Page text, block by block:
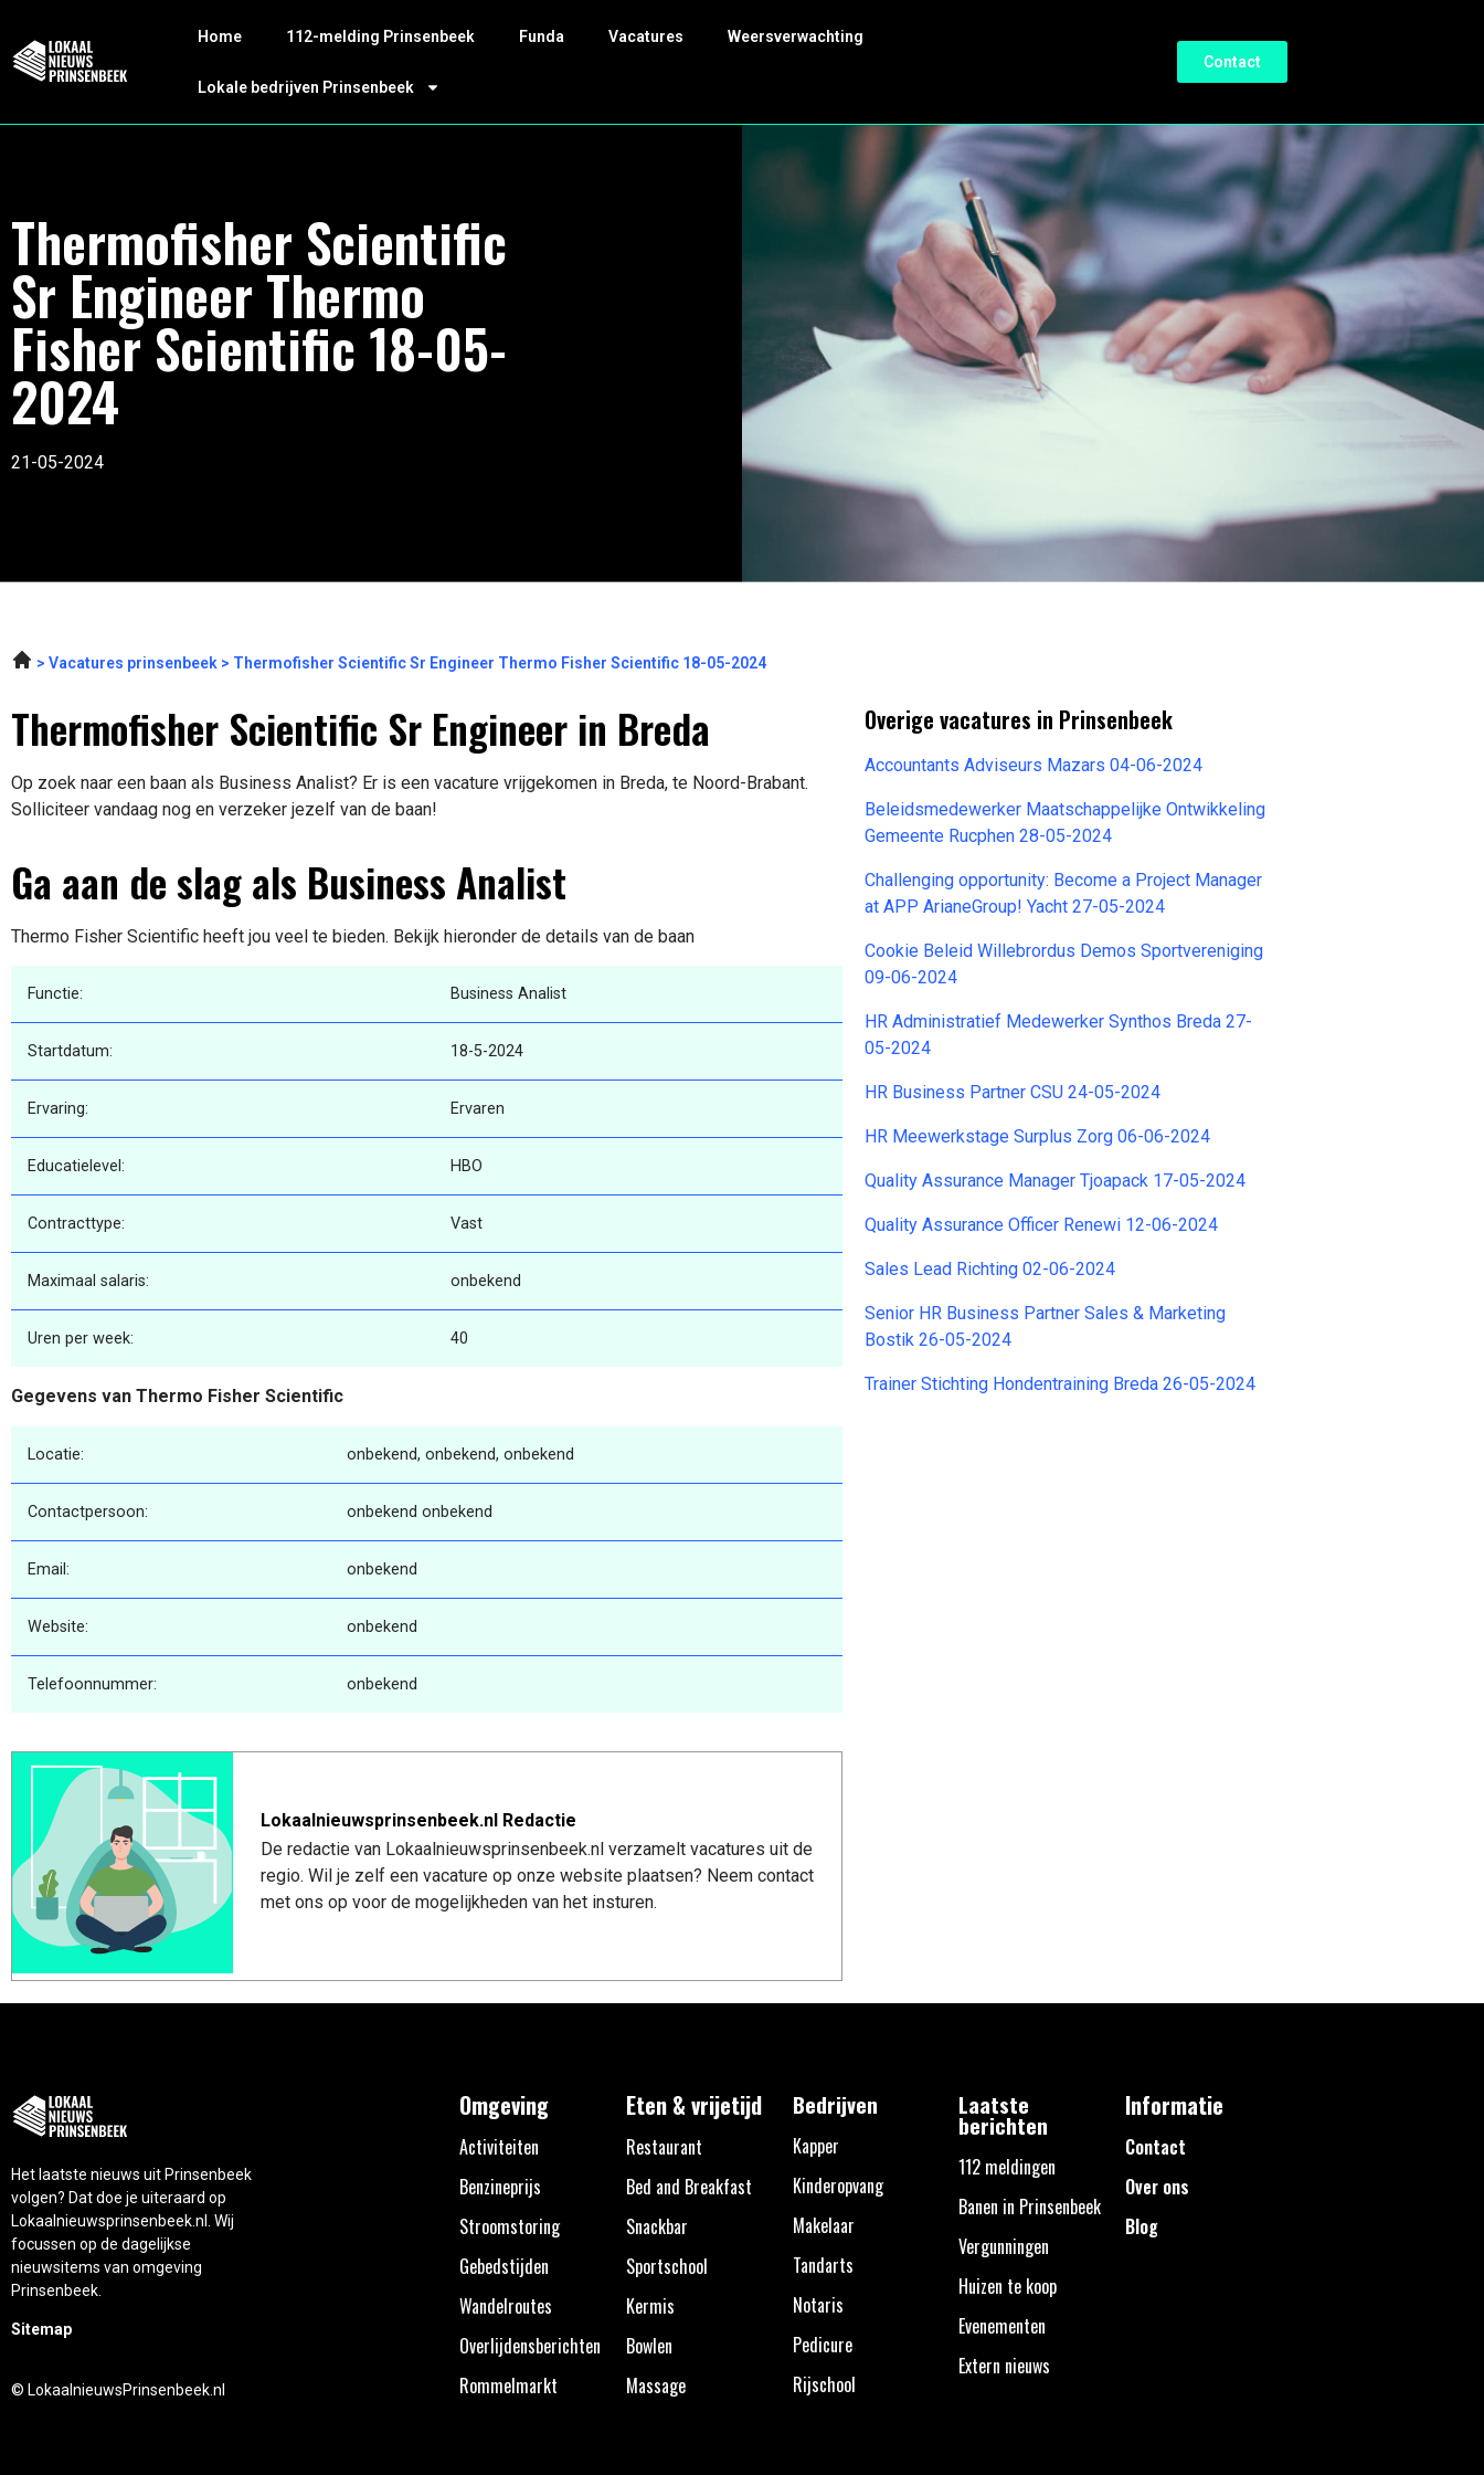
Home 112-melding Prinsenbeek Funda Vacatures Weersverwachting
Lokale bedrijven Prinsenbeek
Contact
Thermofisher Scientific
Sr Engineer Thermo
Fisher Scientific 18-05-
2024
21-05-2024
Vacatures prinsenbeek Thermofisher Scientific Sr Engineer Thermo Fisher Scientific 18-05-2024
Thermofisher Scientific Sr Engineer in Breda
Op zoek naar een baan als Business Analist? Er is een vacature vrijgekomen in Breda, te Noord-Brabant.
Solliciteer vandaag nog en verzeker jezelf van de baan!
Ga aan de slag als Business Analist
Thermo Fisher Scientific heeft jou veel te bieden. Bekijk hieronder de details van de baan
Functie: Business Analist
Startdatum: 18-5-2024
Ervaring: Ervaren
Educatielevel: HBO
Contracttype: Vast
Maximaal salaris: onbekend
Uren per week: 40
Gegevens van Thermo Fisher Scientific
Locatie: onbekend, onbekend, onbekend
Contactpersoon: onbekend onbekend
Email: onbekend
Website: onbekend
Telefoonnummer: onbekend
Lokaalnieuwsprinsenbeek.nl Redactie
De redactie van Lokaalnieuwsprinsenbeek.nl verzamelt vacatures uit de
regio. Wil je zelf een vacature op onze website plaatsen? Neem contact
met ons op voor de mogelijkheden van het insturen.
Overige vacatures in Prinsenbeek
Accountants Adviseurs Mazars 04-06-2024
Beleidsmedewerker Maatschappelijke Ontwikkeling
Gemeente Rucphen 28-05-2024
Challenging opportunity: Become a Project Manager
at APP ArianeGroup! Yacht 27-05-2024
Cookie Beleid Willebrordus Demos Sportvereniging
09-06-2024
HR Administratief Medewerker Synthos Breda 27-
05-2024
HR Business Partner CSU 24-05-2024
HR Meewerkstage Surplus Zorg 06-06-2024
Quality Assurance Manager Tjoapack 17-05-2024
Quality Assurance Officer Renewi 12-06-2024
Sales Lead Richting 02-06-2024
Senior HR Business Partner Sales & Marketing
Bostik 26-05-2024
Trainer Stichting Hondentraining Breda 26-05-2024
Het laatste nieuws uit Prinsenbeek
volgen? Dat doe je uiteraard op
Lokaalnieuwsprinsenbeek.nl. Wij
focussen op de dagelijkse
nieuwsitems van omgeving
Prinsenbeek.
Sitemap
© LokaalnieuwsPrinsenbeek.nl
Omgeving
Activiteiten
Benzineprijs
Stroomstoring
Gebedstijden
Wandelroutes
Overlijdensberichten
Rommelmarkt
Eten & vrijetijd
Restaurant
Bed and Breakfast
Snackbar
Sportschool
Kermis
Bowlen
Massage
Bedrijven
Kapper
Kinderopvang
Makelaar
Tandarts
Notaris
Pedicure
Rijschool
Laatste
berichten
112 meldingen
Banen in Prinsenbeek
Vergunningen
Huizen te koop
Evenementen
Extern nieuws
Informatie
Contact
Over ons
Blog